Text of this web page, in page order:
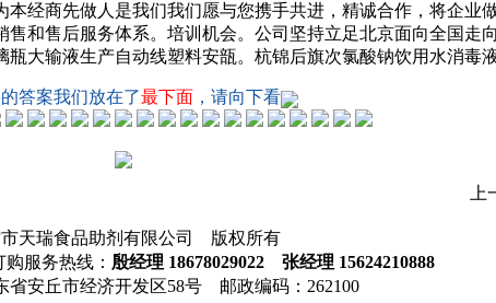
经商先做人是我们我们愿与您携手共进，精诚合作，将企业
和售后服务体系。培训机会。公司坚持立足北京面向全国走
大输液生产自动线塑料安瓿。杭锦后旗次氯酸钠饮用水消毒
答案我们放在了最下面 ，请向下看
上
天瑞食品助剂有限公司 版权所有
购服务热线： 殷经理 18678029022 张经理 15624210888
省安丘市经济开发区58号 邮政编码：262100